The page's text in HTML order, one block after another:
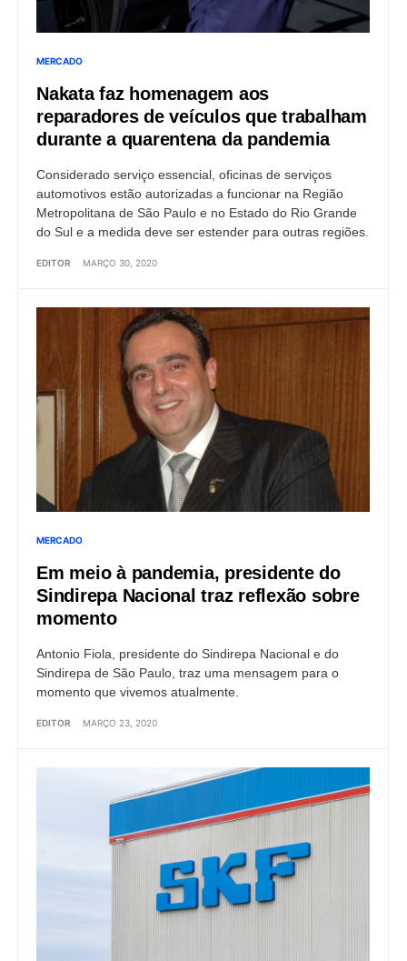
MERCADO
Nakata faz homenagem aos
reparadores de veículos que trabalham
durante a quarentena da pandemia
Considerado serviço essencial, oficinas de serviços
automotivos estão autorizadas a funcionar na Região
Metropolitana de São Paulo e no Estado do Rio Grande
do Sul e a medida deve ser estender para outras regiões.
EDITOR MARÇO 30, 2020
MERCADO
Em meio à pandemia, presidente do
Sindirepa Nacional traz reflexão sobre
momento
Antonio Fiola, presidente do Sindirepa Nacional e do
Sindirepa de São Paulo, traz uma mensagem para o
momento que vivemos atualmente.
EDITOR MARÇO 23, 2020